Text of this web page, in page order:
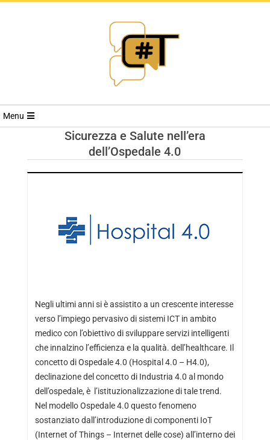
RIVISTA
TRENDS
Menu
Sicurezza e Salute nell’era
dell’Ospedale 4.0
Negli ultimi anni si è assistito a un crescente interesse
verso l’impiego pervasivo di sistemi ICT in ambito
medico con l’obiettivo di sviluppare servizi intelligenti
che innalzino l’efficienza e la qualità. dell’healthcare. Il
concetto di Ospedale 4.0 (Hospital 4.0 – H4.0),
declinazione del concetto di Industria 4.0 al mondo
dell’ospedale, è l’istituzionalizzazione di tale trend.
Nel modello Ospedale 4.0 questo fenomeno
sostanziato dall’introduzione di componenti IoT
(Internet of Things – Internet delle cose) all’interno dei